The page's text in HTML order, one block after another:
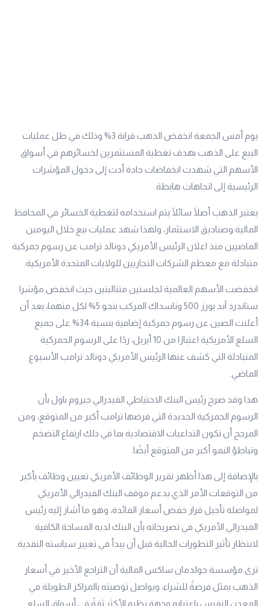
يوم أمس الجمعة انخفض الذهب قرابة 3% وذلك في ظل عمليات
البيع على الذهب بهدف تغطية المستثمرين لخسائرهم في أسواق
الأسهم التي شهدت انخفاضات حادة أدت إلى دخول المؤشرات
الرئيسية إلى اتجاهات هابطة.
يعتبر الذهب أصلًا سائلًا يتم استخدامه لتغطية الخسائر في المحافظ
المالية وصناديق الاستثمار، ولهذا شهد عمليات بيع خلال اليومين
الماضيين منذ اعلان الرئيس الأمريكي دونالد ترامب عن رسوم جمركية
متبادلة مع معظم الشركات التجاريين للولايات المتحدة الأمريكية.
انخفضت الأسهم العالمية لجلستين متتاليتين حيث انخفض مؤشرا
ستاندرد آند بورز 500 وناسداك المركب بنحو 5% لكل منهما، بعد أن
أعلنت الصين عن رسوم جمركية إضافية بنسبة 34% على جميع
السلع الأمريكية اعتبارًا من 10 أبريل، ردًا على الرسوم الجمركية
المتبادلة التي كشف عنها الرئيس الأمريكي دونالد ترامب الأسبوع
الماضي.
هذا وقد صرح رئيس البنك الاحتياطي الفيدرالي جيروم باول بأن
الرسوم الجمركية الجديدة التي فرضها ترامب أكبر من المتوقع، ومن
المرجح أن تكون التداعيات الاقتصادية بما في ذلك ارتفاع التضخم
وتباطؤ النمو أكبر من المتوقع أيضًا.
بالإضافة إلى هذا أظهر تقرير الوظائف الأمريكي تعيين وظائف بأكبر
من التوقعات الأمر الذي يدعم موقف البنك الفيدرالي الأمريكي
لمواصلة تأجيل قرار خفض أسعار الفائدة، وهو ما أشار إليه رئيس
الفيدرالي الأمريكي في تصريحاته بأن البنك لديه المساحة الكافية
لانتظار تأثير التطورات الحالية قبل أن يبدأ في تغيير سياسته النقدية.
ترى مؤسسة جولدمان ساكس المالية أن التراجع الأخير في أسعار
الذهب يمثل فرصةً للشراء، ويواصل توصيته بالمراكز الطويلة في
المعدن النفيس باعتباره وجهة نظره الأكثر ثقةً في أسواق السلع.